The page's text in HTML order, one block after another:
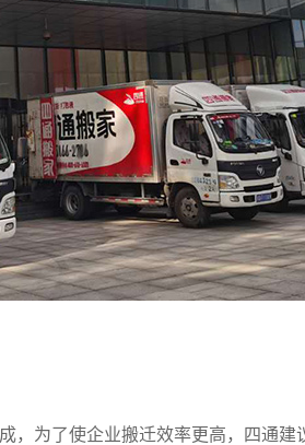
为了使企业搬迁效率更高，四通建